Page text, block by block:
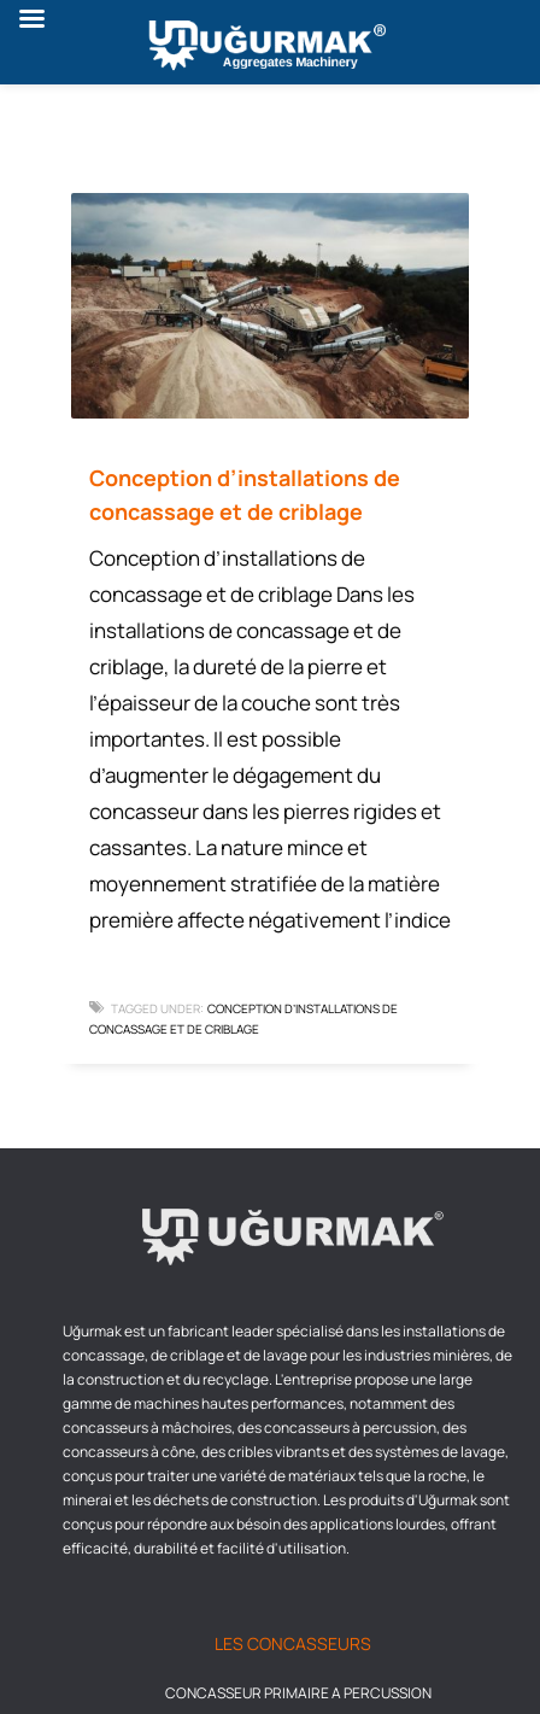
Conception d’installations de
concassage et de criblage
Conception d’installations de
concassage et de criblage Dans les
installations de concassage et de
criblage, la dureté de la pierre et
l’épaisseur de la couche sont très
importantes. Il est possible
d’augmenter le dégagement du
concasseur dans les pierres rigides et
cassantes. La nature mince et
moyennement stratifiée de la matière
première affecte négativement l’indice
TAGGED UNDER: CONCEPTION D’INSTALLATIONS DE
CONCASSAGE ET DE CRIBLAGE
Uğurmak est un fabricant leader spécialisé dans les installations de
concassage, de criblage et de lavage pour les industries minières, de
la construction et du recyclage. L'entreprise propose une large
gamme de machines hautes performances, notamment des
concasseurs à mâchoires, des concasseurs à percussion, des
concasseurs à cône, des cribles vibrants et des systèmes de lavage,
conçus pour traiter une variété de matériaux tels que la roche, le
minerai et les déchets de construction. Les produits d'Uğurmak sont
conçus pour répondre aux bésoin des applications lourdes, offrant
efficacité, durabilité et facilité d'utilisation.
LES CONCASSEURS
CONCASSEUR PRIMAIRE A PERCUSSION